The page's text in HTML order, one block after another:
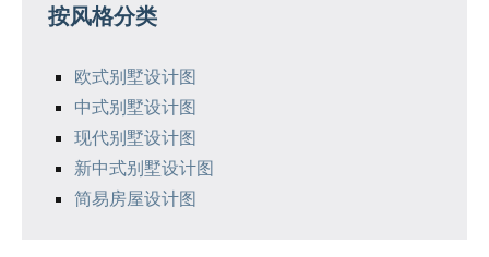
按风格分类
欧式别墅设计图
中式别墅设计图
现代别墅设计图
新中式别墅设计图
简易房屋设计图